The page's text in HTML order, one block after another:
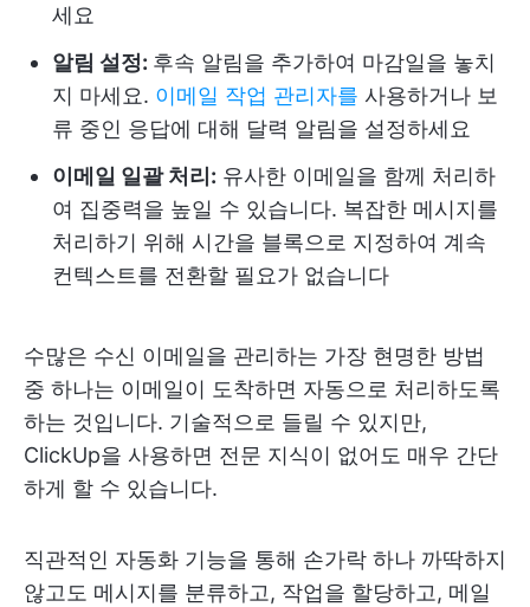
세요
알림 설정: 후속 알림을 추가하여 마감일을 놓치
지 마세요. 이메일 작업 관리자를 사용하거나 보
류 중인 응답에 대해 달력 알림을 설정하세요
이메일 일괄 처리: 유사한 이메일을 함께 처리하
여 집중력을 높일 수 있습니다. 복잡한 메시지를
처리하기 위해 시간을 블록으로 지정하여 계속
컨텍스트를 전환할 필요가 없습니다
수많은 수신 이메일을 관리하는 가장 현명한 방법
중 하나는 이메일이 도착하면 자동으로 처리하도록
하는 것입니다. 기술적으로 들릴 수 있지만,
ClickUp을 사용하면 전문 지식이 없어도 매우 간단
하게 할 수 있습니다.
직관적인 자동화 기능을 통해 손가락 하나 까딱하지
않고도 메시지를 분류하고, 작업을 할당하고, 메일